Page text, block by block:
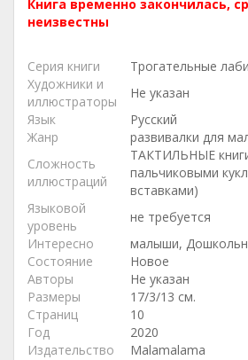
Книга временно закончилась,
неизвестны
Серия книги
Трогательные
Художники и
иллюстраторы
Не указан
Язык
Русский
Жанр
развивалки для
Сложность
иллюстраций
ТАКТИЛЬНЫЕ
пальчиковыми
вставками)
Языковой
уровень
не требуется
Интересно
малыши,
Состояние
Новое
Авторы
Не указан
Размеры
17/3/13 см.
Страниц
10
Год
2020
Издательство
Malamalama